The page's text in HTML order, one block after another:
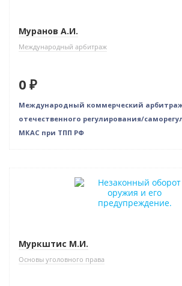
Муранов А.И.
Международный арбитраж
0 ₽
Международный коммерческий
отечественного регулирования/
МКАС при ТПП РФ
Муркштис М.И.
Основы уголовного права